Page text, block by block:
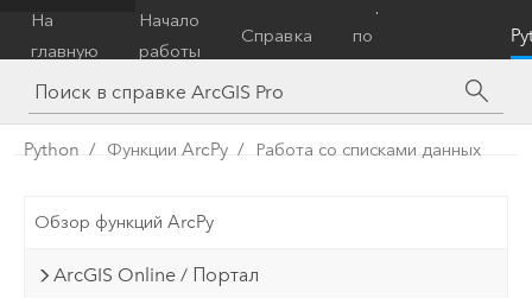
На
главную
Начало
работы
Справка
по
инструментам
Python Функции ArcPy Работа со списками данных
Обзор функций ArcPy
ArcGIS Online / Портал